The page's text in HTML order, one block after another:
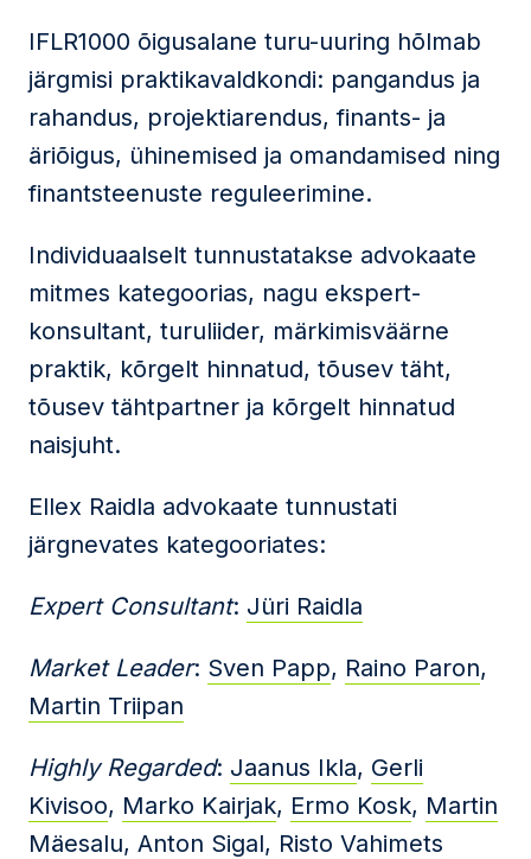
IFLR1000 õigusalane turu-uuring hõlmab
järgmisi praktikavaldkondi: pangandus ja
rahandus, projektiarendus, finants- ja
äriõigus, ühinemised ja omandamised ning
finantsteenuste reguleerimine.
Individuaalselt tunnustatakse advokaate
mitmes kategoorias, nagu ekspert-
konsultant, turuliider, märkimisväärne
praktik, kõrgelt hinnatud, tõusev täht,
tõusev tähtpartner ja kõrgelt hinnatud
naisjuht.
Ellex Raidla advokaate tunnustati
järgnevates kategooriates:
Expert Consultant: Jüri Raidla
Market Leader: Sven Papp, Raino Paron,
Martin Triipan
Highly Regarded: Jaanus Ikla, Gerli
Kivisoo, Marko Kairjak, Ermo Kosk, Martin
Mäesalu, Anton Sigal, Risto Vahimets